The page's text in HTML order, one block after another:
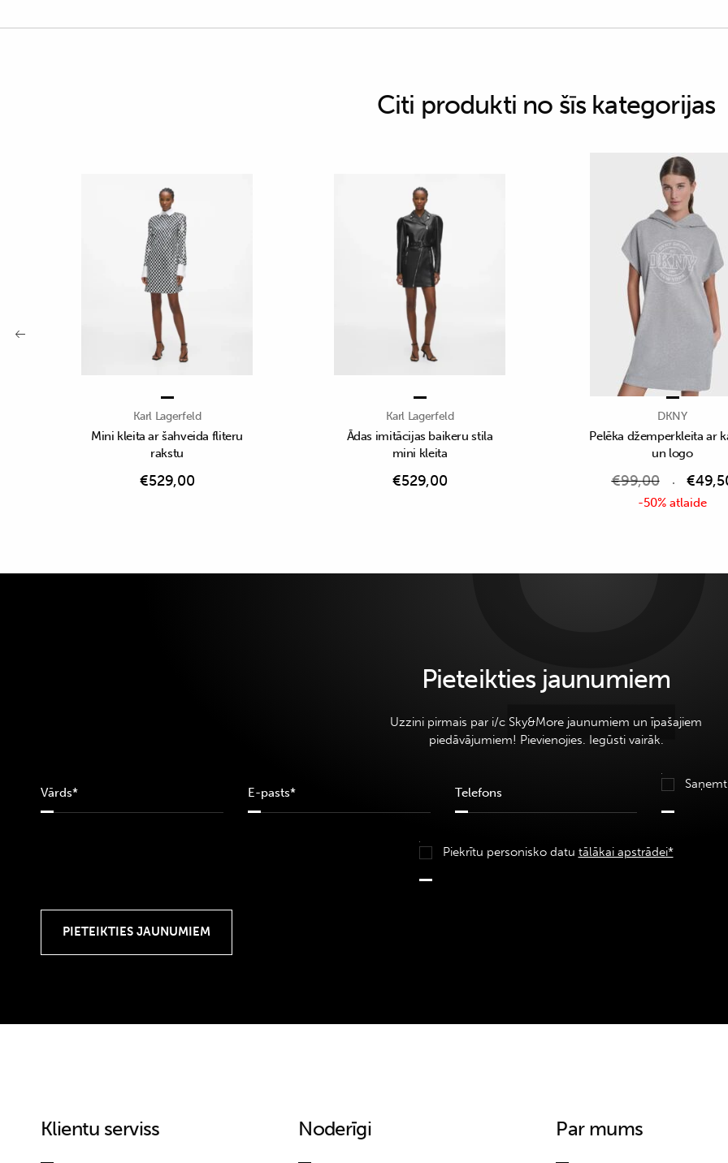
Citi produkti no šīs kategorijas
Karl Lagerfeld
Mini kleita ar šahveida fliteru
rakstu
€529,00
Karl Lagerfeld
Ādas imitācijas baikeru stila
mini kleita
€529,00
DKNY
Pelēka džemperkleita ar
un logo
€99,00 €
-50% atlaide
Pieteikties jaunumiem
Uzzini pirmais par i/c Sky&More jaunumiem un īpašajiem
piedāvājumiem! Pievienojies. Iegūsti vairāk.
Piekrītu personisko datu tālākai apstrādei*
Klientu serviss Noderīgi Par mums